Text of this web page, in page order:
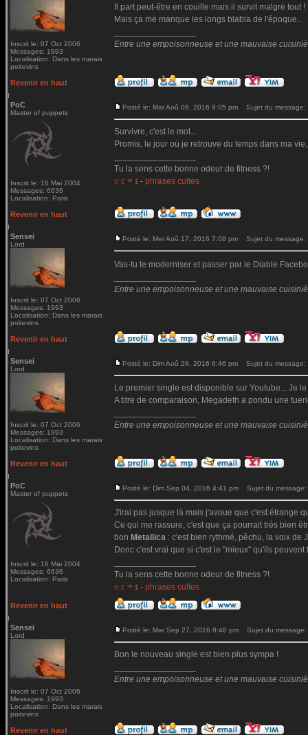
Inscrit le: 07 Oct 2006
Messages: 1993
Localisation: Dans les marais
poitevins
Il part peut-être en couille mais il survit malgré tout !
Mais ça me manque les longs blabla de l'époque...
Entre une empoisonneuse et une mauvaise
Revenir en haut
PoC
Master of puppets
Inscrit le: 16 Mai 2004
Messages: 6636
Localisation: Paris
Posté le: Mar Aoû 09, 2016 9:05 pm Sujet du message:
Survivre, c'est le mot...
Promis, le jour où je retrouve du temps dans ma
Tu la sens cette bonne odeur de fitness ?!
© € ™ $ - phrases cultes
Revenir en haut
Sensei
Lord
Inscrit le: 07 Oct 2006
Messages: 1993
Localisation: Dans les marais
poitevins
Posté le: Mer Aoû 17, 2016 7:08 pm Sujet du message:
Vas-tu te moderniser et passer par le Diable
Entre une empoisonneuse et une mauvaise
Revenir en haut
Sensei
Lord
Inscrit le: 07 Oct 2006
Messages: 1993
Localisation: Dans les marais
poitevins
Posté le: Dim Aoû 28, 2016 6:46 pm Sujet du message:
Le premier single est disponible sur Youtube... Je
A titre de comparaison, Megadeth a pondu une
Entre une empoisonneuse et une mauvaise
Revenir en haut
PoC
Master of puppets
Inscrit le: 16 Mai 2004
Messages: 6636
Localisation: Paris
Posté le: Dim Sep 04, 2016 4:41 pm Sujet du message:
J'irai pas jusque là mais j'avoue que c'est étrange
Ce qui me rassure, c'est que ça pourrait très bien
bon Metallica : c'est bien rythmé, pêchu, la voix de
Donc c'est vrai que si c'est le "mieux" qu'ils
Tu la sens cette bonne odeur de fitness ?!
© € ™ $ - phrases cultes
Revenir en haut
Sensei
Lord
Inscrit le: 07 Oct 2006
Messages: 1993
Localisation: Dans les marais
poitevins
Posté le: Mar Sep 27, 2016 8:46 pm Sujet du message:
Bon le nouveau single est bien plus sympa !
Entre une empoisonneuse et une mauvaise
Revenir en haut